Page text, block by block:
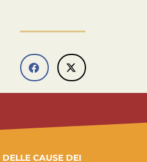
CAUSE DEI